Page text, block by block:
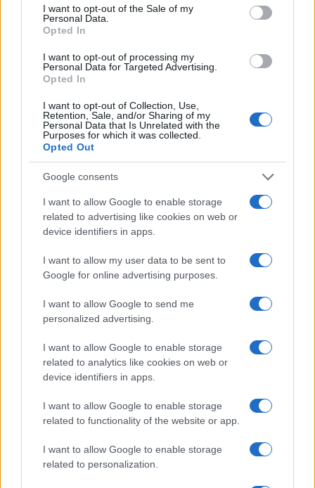
I want to opt-out of the Sale of my
Personal Data.
Opted In
I want to opt-out of processing my
Personal Data for Targeted Advertising.
Opted In
I want to opt-out of Collection, Use,
Retention, Sale, and/or Sharing of my
Personal Data that Is Unrelated with the
Purposes for which it was collected.
Opted Out
Google consents
I want to allow Google to enable storage
related to advertising like cookies on web or
device identifiers in apps.
I want to allow my user data to be sent to
Google for online advertising purposes.
I want to allow Google to send me
personalized advertising.
I want to allow Google to enable storage
related to analytics like cookies on web or
device identifiers in apps.
I want to allow Google to enable storage
related to functionality of the website or app.
I want to allow Google to enable storage
related to personalization.
il principio secondo cui quest’ultimo deve essere
“terzo”,equidistante tra accusa e difesa
Una realtà che non è ancora stata attuata nel
nostro Paese, anche in questo caso a causa di una
eredità culturale lasciata dalla controriforma
quella del processo “inquisitorio” nel quale le
funzioni di giudice e di accusatore, o venivano
svolte dalla stessa persona oppure da due
funzionari formalmente distinti, ma pur sempre
culturalmente legati (al di là spesso delle migliori
intenzioni) dal fatto di essere colleghi, e uniti dallo
scopo comune delle ricerca della (spesso illusoria)
anche nel processo di canonizzazione dei santi al
defensor fidei
e all’avvocato del diavolo, entrambi
funzionari ecclesiastici contrapposti, ma uniti
dallo scopo di verificare l’effettiva santità del
candidato agli altari.
Ancora oggi molti (anche se non tutti) giudici
penali non vedono il loro ruolo come quello di un
arbitro tra accusa e difesa, come accade nel
processo “accusatorio” di tipo anglosassone, dove